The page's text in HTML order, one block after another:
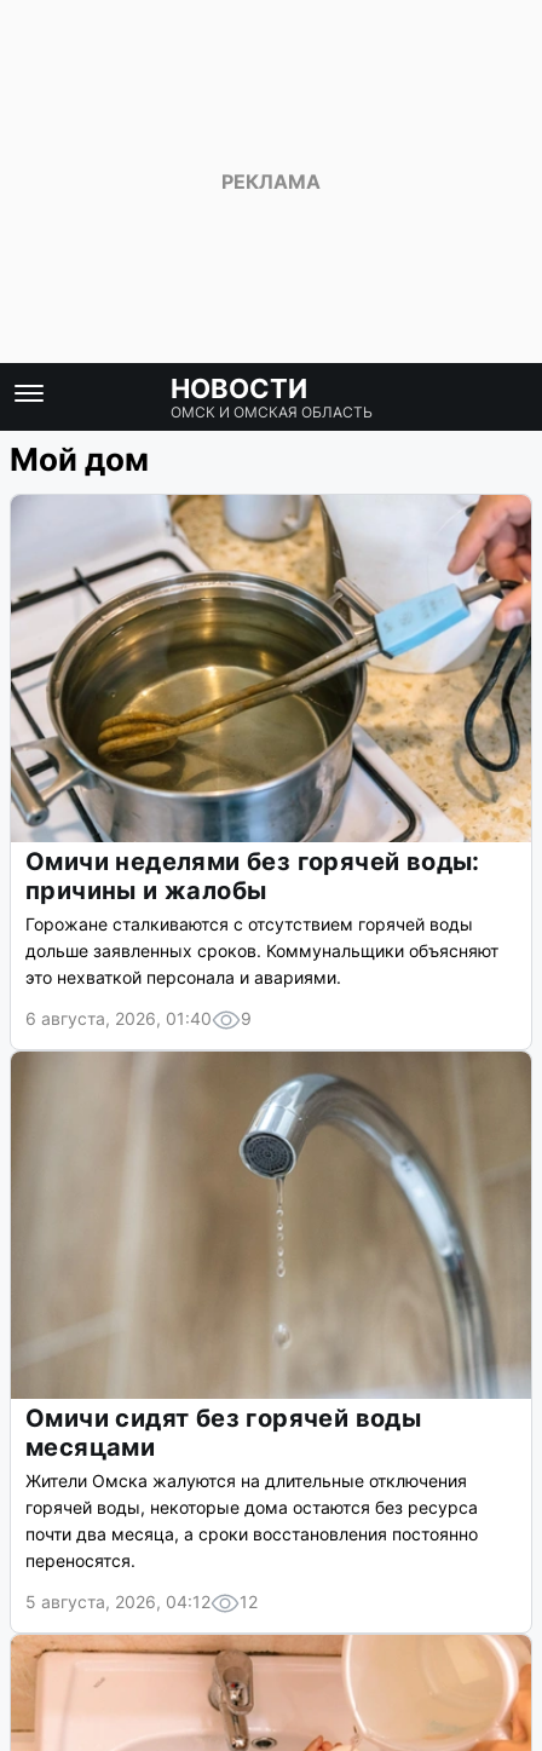
НОВОСТИ
ОМСК И ОМСКАЯ ОБЛАСТЬ
Мой дом
Омичи неделями без горячей воды:
причины и жалобы
Горожане сталкиваются с отсутствием горячей воды
дольше заявленных сроков. Коммунальщики объясняют
это нехваткой персонала и авариями.
6 августа, 2026, 01:40
9
Омичи сидят без горячей воды
месяцами
Жители Омска жалуются на длительные отключения
горячей воды, некоторые дома остаются без ресурса
почти два месяца, а сроки восстановления постоянно
переносятся.
5 августа, 2026, 04:12
12